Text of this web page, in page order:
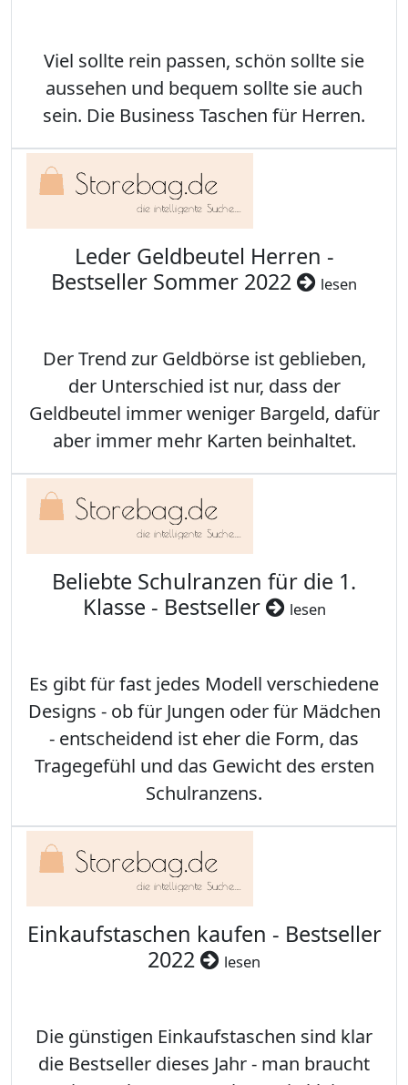
Viel sollte rein passen, schön sollte sie
aussehen und bequem sollte sie auch
sein. Die Business Taschen für Herren.
Leder Geldbeutel Herren -
Bestseller Sommer 2022
lesen
Der Trend zur Geldbörse ist geblieben,
der Unterschied ist nur, dass der
Geldbeutel immer weniger Bargeld, dafür
aber immer mehr Karten beinhaltet.
Beliebte Schulranzen für die 1.
Klasse - Bestseller
lesen
Es gibt für fast jedes Modell verschiedene
Designs - ob für Jungen oder für Mädchen
- entscheidend ist eher die Form, das
Tragegefühl und das Gewicht des ersten
Schulranzens.
Einkaufstaschen kaufen - Bestseller
2022
lesen
Die günstigen Einkaufstaschen sind klar
die Bestseller dieses Jahr - man braucht